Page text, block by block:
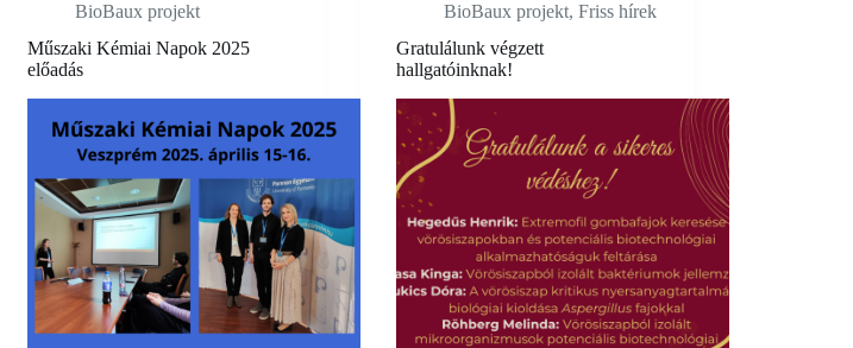
BioBaux projekt
Műszaki Kémiai Napok 2025
előadás
BioBaux projekt, Friss hírek
Gratulálunk végzett
hallgatóinknak!